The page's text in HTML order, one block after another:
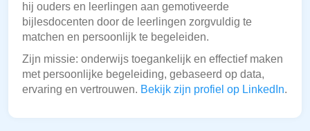
hij ouders en leerlingen aan gemotiveerde
bijlesdocenten door de leerlingen zorgvuldig te
matchen en persoonlijk te begeleiden.
Zijn missie: onderwijs toegankelijk en effectief maken
met persoonlijke begeleiding, gebaseerd op data,
ervaring en vertrouwen. Bekijk zijn profiel op LinkedIn.